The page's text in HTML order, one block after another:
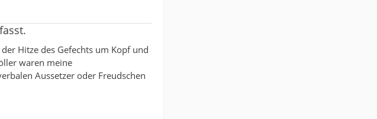
Hitze des Gefechts um Kopf und
waren meine
Aussetzer oder Freudschen